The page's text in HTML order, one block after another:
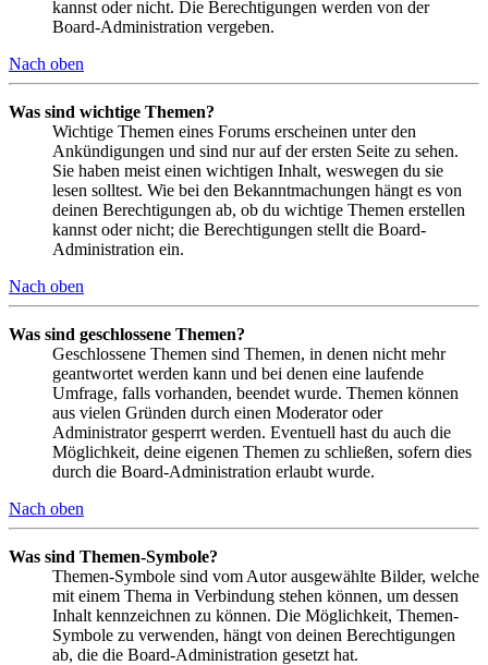
kannst oder nicht. Die Berechtigungen werden von der
Board-Administration vergeben.
Nach oben
Was sind wichtige Themen?
Wichtige Themen eines Forums erscheinen unter den
Ankündigungen und sind nur auf der ersten Seite zu sehen.
Sie haben meist einen wichtigen Inhalt, weswegen du sie
lesen solltest. Wie bei den Bekanntmachungen hängt es von
deinen Berechtigungen ab, ob du wichtige Themen erstellen
kannst oder nicht; die Berechtigungen stellt die Board-
Administration ein.
Nach oben
Was sind geschlossene Themen?
Geschlossene Themen sind Themen, in denen nicht mehr
geantwortet werden kann und bei denen eine laufende
Umfrage, falls vorhanden, beendet wurde. Themen können
aus vielen Gründen durch einen Moderator oder
Administrator gesperrt werden. Eventuell hast du auch die
Möglichkeit, deine eigenen Themen zu schließen, sofern dies
durch die Board-Administration erlaubt wurde.
Nach oben
Was sind Themen-Symbole?
Themen-Symbole sind vom Autor ausgewählte Bilder, welche
mit einem Thema in Verbindung stehen können, um dessen
Inhalt kennzeichnen zu können. Die Möglichkeit, Themen-
Symbole zu verwenden, hängt von deinen Berechtigungen
ab, die die Board-Administration gesetzt hat.